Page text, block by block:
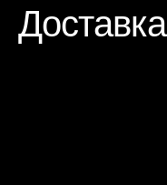
Доставка